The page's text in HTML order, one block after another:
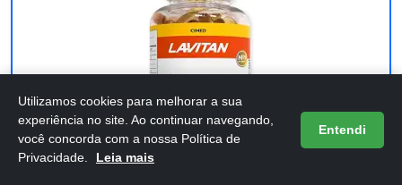
Utilizamos cookies para melhorar a sua
experiência no site. Ao continuar navegando,
você concorda com a nossa Política de
Privacidade.
Leia mais
Entendi